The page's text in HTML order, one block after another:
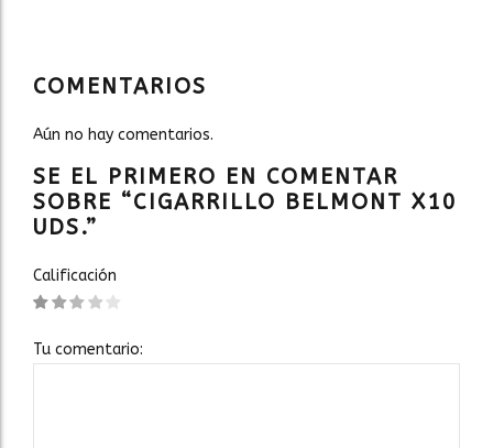
COMENTARIOS
Aún no hay comentarios.
SE EL PRIMERO EN COMENTAR
SOBRE “CIGARRILLO BELMONT X10
UDS.”
Calificación
Tu comentario: